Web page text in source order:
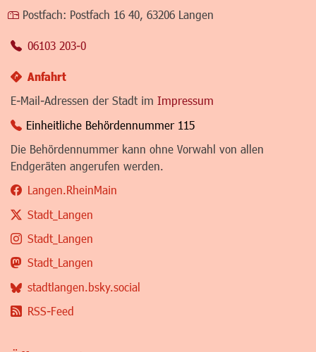
Postfach: Postfach 16 40, 63206 Langen
06103 203-0
Anfahrt
E-Mail-Adressen der Stadt im Impressum
Einheitliche Behördennummer 115
Die Behördennummer kann ohne Vorwahl von allen
Endgeräten angerufen werden.
Langen.RheinMain
Stadt_Langen
Stadt_Langen
Stadt_Langen
stadtlangen.bsky.social
RSS-Feed